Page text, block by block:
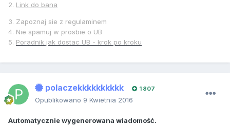
2. Link do bana
3. Zapoznaj sie z regulaminem
4. Nie spamuj w prosbie o UB
5. Poradnik jak dostac UB - krok po kroku
polaczekkkkkkkkkk 1 807
Opublikowano 9 Kwietnia 2016
Automatycznie wygenerowana wiadomość.